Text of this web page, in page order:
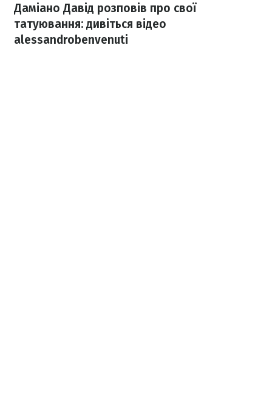
Даміано Давід розповів про свої
татуювання: дивіться відео
alessandrobenvenuti